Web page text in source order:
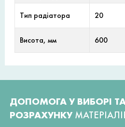
Тип радіатора 20
Висота, мм 600
ДОПОМОГА У ВИБОРІ
РОЗРАХУНКУ